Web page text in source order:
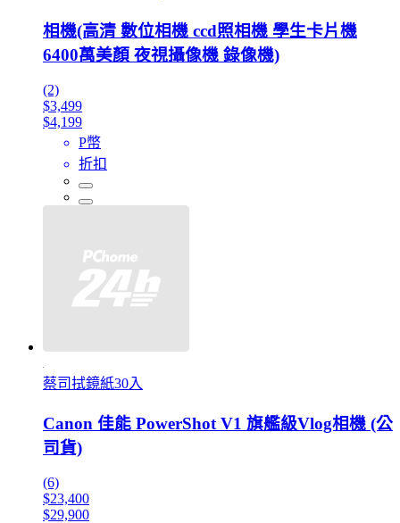
相機(高清 數位相機 ccd照相機 學生卡片機
6400萬美顏 夜視攝像機 錄像機)
(2)
$3,499
$4,199
P幣
折扣
蔡司拭鏡紙30入
Canon 佳能 PowerShot V1 旗艦級Vlog相機 (公
司貨)
(6)
$23,400
$29,900